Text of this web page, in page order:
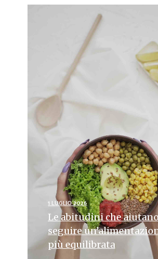
1 LUGLIO 2026
Le abitudini che
seguire
più equilibrata